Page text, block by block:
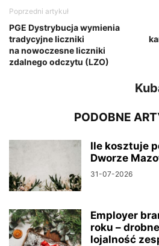
Poprzedni artykuł
PGE Dystrybucja wymienia
tradycyjne liczniki
na nowoczesne liczniki
zdalnego odczytu (LZO)
PODOBNE
Ile kosztuje
Dworze
31-07-2026
Employer
roku –
lojalność